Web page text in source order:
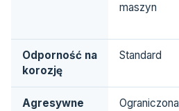
maszyn
Odporność na
korozję
Standard
Agresywne
Ograniczona